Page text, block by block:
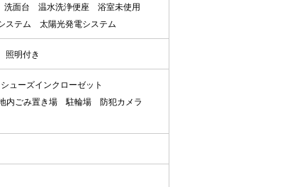
洗面台 温水洗浄便座
浴室未使用
ステム 太陽光発電システム
照明付き
シューズインクローゼット
内ごみ置き場 駐輪場
防犯カメラ